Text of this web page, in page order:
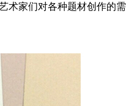
术家们对各种题材创作的